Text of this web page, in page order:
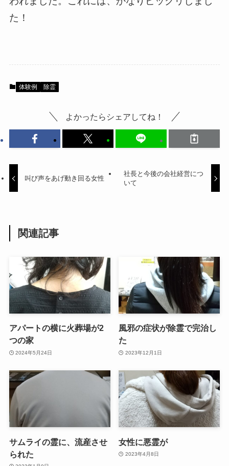
た！
体験例 除霊
よかったらシェアしてね！
叫び声をあげ動き回る女性
社長と今後の会社経営につ
いて
関連記事
アパートの横に火葬場が2
つの家
2024年5月24日
風邪の症状が除霊で完治し
た
2023年12月1日
サムライの霊に、流産させ
られた
女性に悪霊が
2023年4月8日